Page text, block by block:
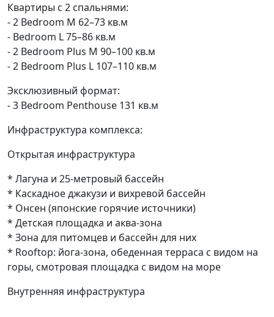
Квартиры с 2 спальнями:
- 2 Bedroom M 62–73 кв.м
- Bedroom L 75–86 кв.м
- 2 Bedroom Plus M 90–100 кв.м
- 2 Bedroom Plus L 107–110 кв.м
Эксклюзивный формат:
- 3 Bedroom Penthouse 131 кв.м
Инфраструктура комплекса:
Открытая инфраструктура
* Лагуна и 25-метровый бассейн
* Каскадное джакузи и вихревой бассейн
* Онсен (японские горячие источники)
* Детская площадка и аква-зона
* Зона для питомцев и бассейн для них
* Rooftop: йога-зона, обеденная терраса с видом на
горы, смотровая площадка с видом на море
Внутренняя инфраструктура